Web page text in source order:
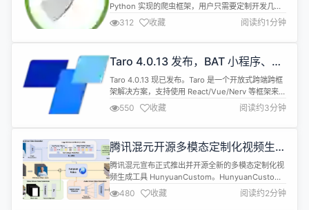
Python 实现的爬虫框架，用户只需要定制开发几个
模块就可以轻松的实现一个爬虫，用来抓取网页内容
以及各种图片。它也可以用于广泛的目的，从数据挖
掘、监控到自动测试等。 v2.13.0 更新内容如下：
start_requ...
312 收藏 阅读约1分钟
Taro 4.0.13 发布，BAT 小程序、
H5 与 RN 端统一框架
Taro 4.0.13 现已发布。Taro 是一个开放式跨端跨框
架解决方案，支持使用 React/Vue/Nerv 等框架来开
发微信 / 京东 / 百度 / 支付宝 / 字节跳动 / QQ 小程
序 / H5 等应用。 特性 feat(taro-components-
advanced): 新增 waterflow 组件#17653 修复 小程
550 收藏 阅读约3分钟
腾讯混元开源多模态定制化视频生成
工具 HunyuanCustom
腾讯混元宣布正式推出并开源全新的多模态定制化视
频生成工具 HunyuanCustom。HunyuanCustom
融合了文本、图像、音频、视频等多模态输入生视频
的能力，是一款具备高度控制力和生成质量的智能视
480 收藏 阅读约2分钟